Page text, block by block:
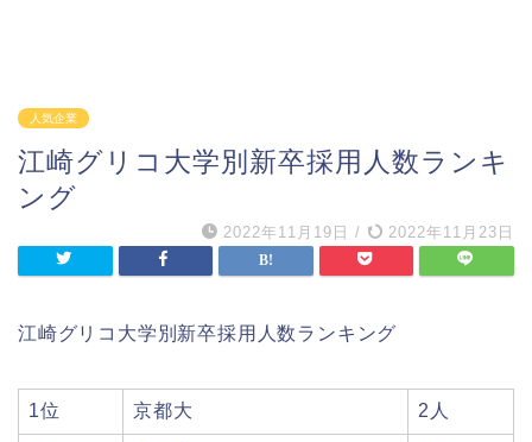
人気企業
江崎グリコ大学別新卒採用人数ランキ
ング
2022年11月19日 / 2022年11月23日
江崎グリコ大学別新卒採用人数ランキング
1位 京都大 2人